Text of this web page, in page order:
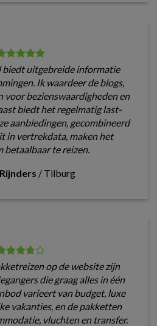
biedt uitgebreide informatie
Ik waardeer de blogs,
voor bezienswaardigheden en
biedt het regelmatig last-
aanbiedingen, gecombineerd
in vertrekdata, maken het
betaalbaar te reizen.
/ Tilburg
op de website zijn
die graag alles in één
varieert van budget, luxe
vakanties, en de pakketten
vluchten en transfer.